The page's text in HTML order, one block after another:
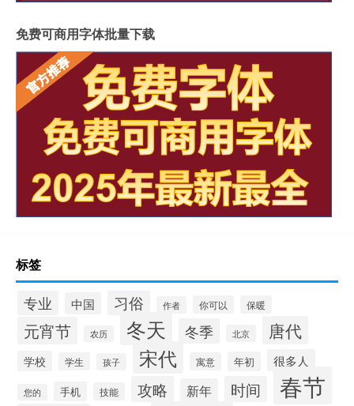
免费可商用字体批量下载
标签
专业 中国 习俗 作者 你可以 保暖
元宵节 农历 冬天 冬季 北京 唐代
学校 学生 孩子 宋代 寓意 年初 很多人
您的 手机 技能 攻略 新年 时间 春节